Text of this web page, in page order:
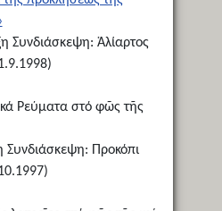
Συνδιάσκεψη: Ἁλίαρτος
Ρεύματα στό φῶς τῆς
Συνδιάσκεψη: Προκόπι